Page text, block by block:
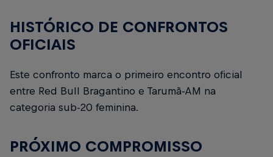
HISTÓRICO DE CONFRONTOS
OFICIAIS
Este confronto marca o primeiro encontro oficial
entre Red Bull Bragantino e Tarumã-AM na
categoria sub-20 feminina.
PRÓXIMO COMPROMISSO